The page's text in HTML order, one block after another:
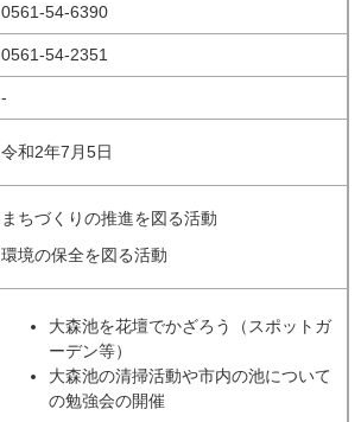
0561-54-6390
0561-54-2351
-
令和2年7月5日
まちづくりの推進を図る活動
環境の保全を図る活動
大森池を花壇でかざろう（スポットガ
ーデン等）
大森池の清掃活動や市内の池について
の勉強会の開催